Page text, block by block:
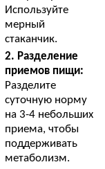
Используйте
мерный
стаканчик.
2. Разделение
приемов пищи:
Разделите
суточную норму
на 3-4 небольших
приема, чтобы
поддерживать
метаболизм.